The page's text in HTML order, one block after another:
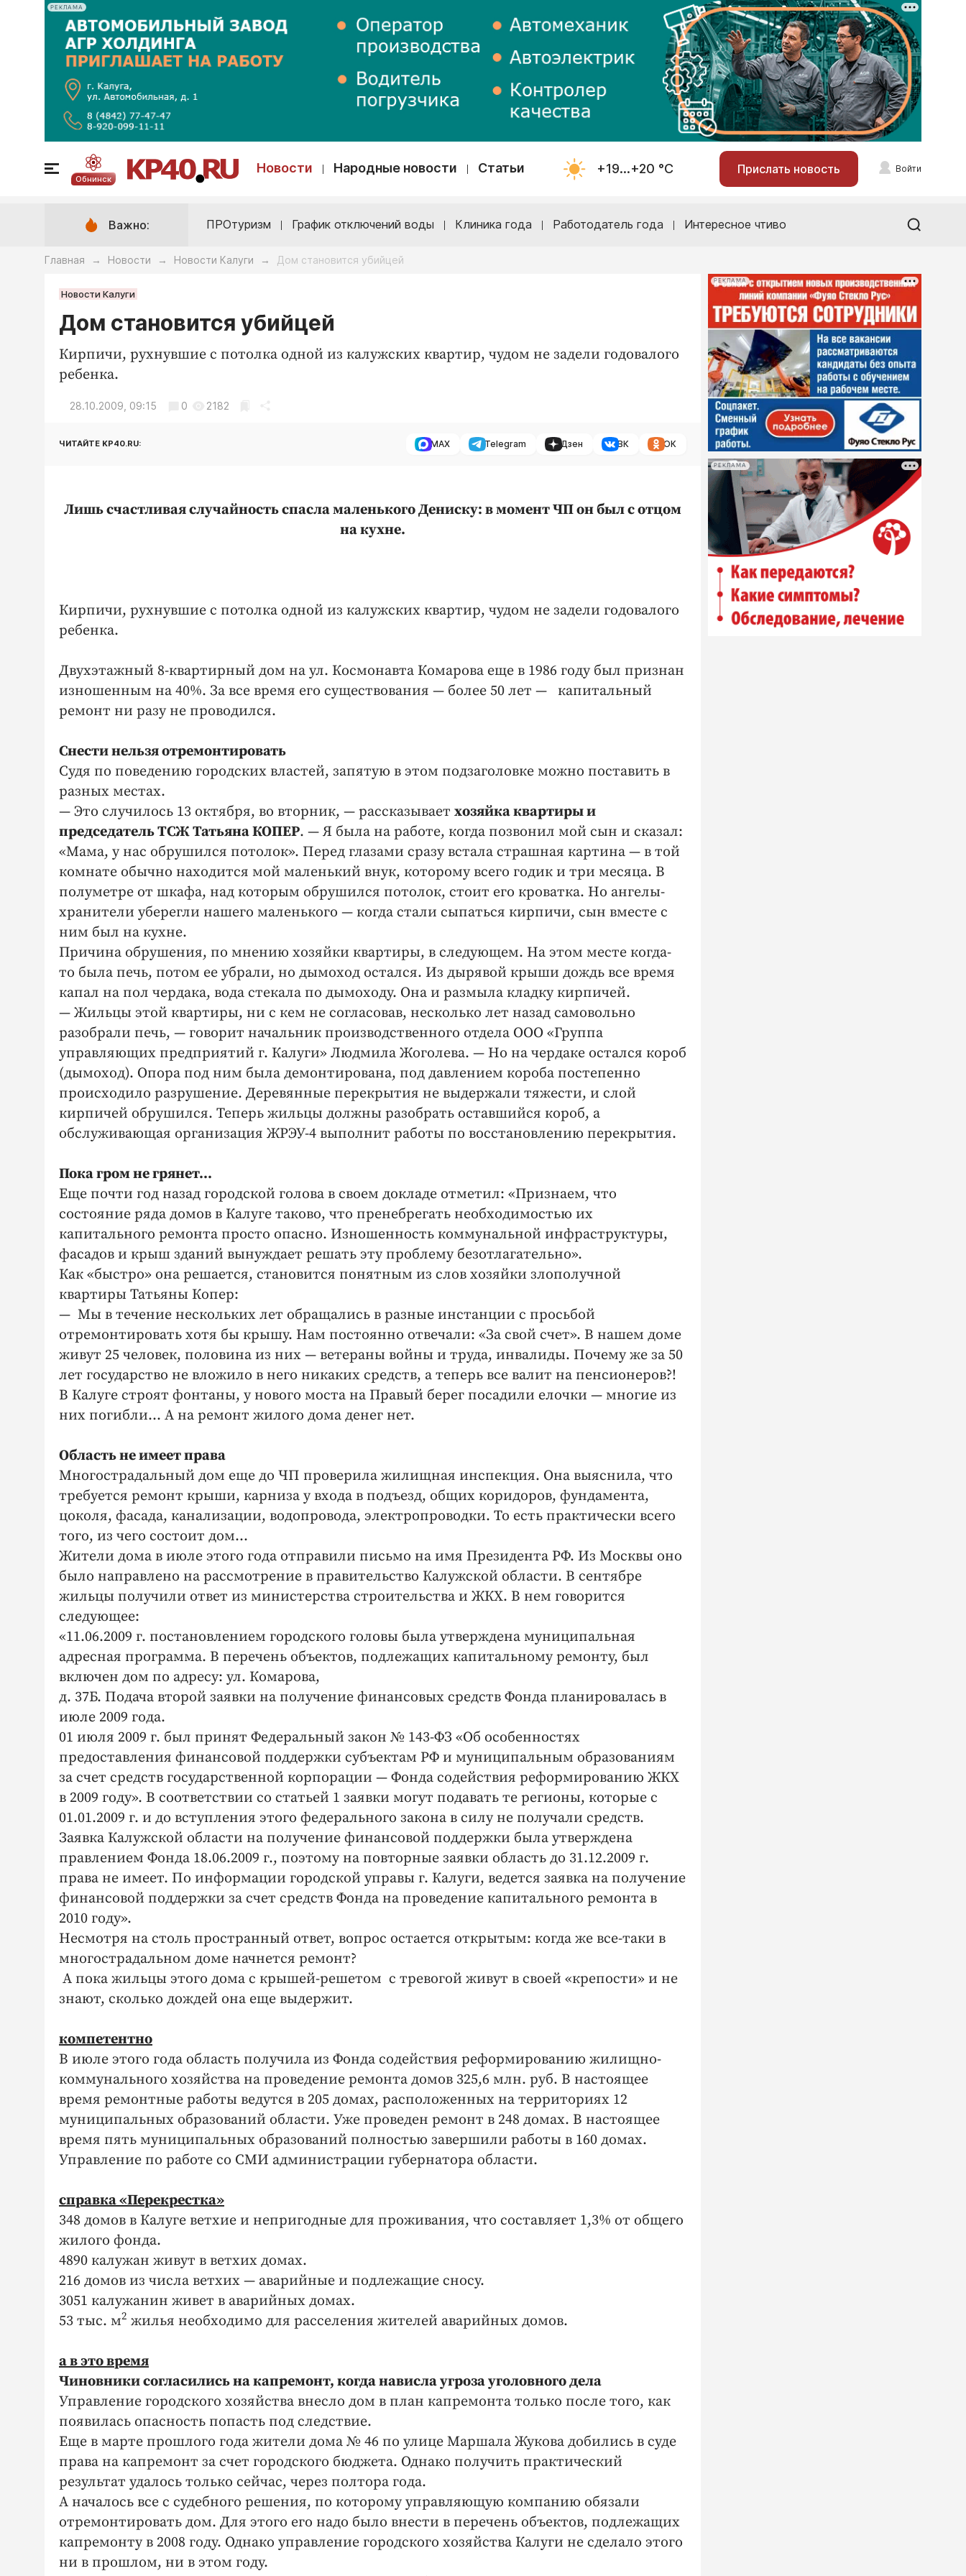
РЕКЛАМА
Обнинск
Новости Народные новости Статьи +19...+20 °С Прислать новость Войти
Важно: ПРОтуризм График отключений воды Клиника года Работодатель года Интересное чтиво
Главная → Новости → Новости Калуги → Дом становится убийцей
Новости Калуги
Дом становится убийцей
Кирпичи, рухнувшие с потолка одной из калужских квартир, чудом не задели годовалого
ребенка.
28.10.2009, 09:15 0 2182
ЧИТАЙТЕ KP40.RU: MAX Telegram Дзен ВК ОК
Лишь счастливая случайность спасла маленького Дениску: в момент ЧП он был с отцом
на кухне.
Кирпичи, рухнувшие с потолка одной из калужских квартир, чудом не задели годовалого
ребенка.
Двухэтажный 8-квартирный дом на ул. Космонавта Комарова еще в 1986 году был признан
изношенным на 40%. За все время его существования — более 50 лет — капитальный
ремонт ни разу не проводился.
Снести нельзя отремонтировать
Судя по поведению городских властей, запятую в этом подзаголовке можно поставить в
разных местах.
— Это случилось 13 октября, во вторник, — рассказывает хозяйка квартиры и
председатель ТСЖ Татьяна КОПЕР. — Я была на работе, когда позвонил мой сын и сказал:
«Мама, у нас обрушился потолок». Перед глазами сразу встала страшная картина — в той
комнате обычно находится мой маленький внук, которому всего годик и три месяца. В
полуметре от шкафа, над которым обрушился потолок, стоит его кроватка. Но ангелы-
хранители уберегли нашего маленького — когда стали сыпаться кирпичи, сын вместе с
ним был на кухне.
Причина обрушения, по мнению хозяйки квартиры, в следующем. На этом месте когда-
то была печь, потом ее убрали, но дымоход остался. Из дырявой крыши дождь все время
капал на пол чердака, вода стекала по дымоходу. Она и размыла кладку кирпичей.
— Жильцы этой квартиры, ни с кем не согласовав, несколько лет назад самовольно
разобрали печь, — говорит начальник производственного отдела ООО «Группа
управляющих предприятий г. Калуги» Людмила Жоголева. — Но на чердаке остался короб
(дымоход). Опора под ним была демонтирована, под давлением короба постепенно
происходило разрушение. Деревянные перекрытия не выдержали тяжести, и слой
кирпичей обрушился. Теперь жильцы должны разобрать оставшийся короб, а
обслуживающая организация ЖРЭУ-4 выполнит работы по восстановлению перекрытия.
Пока гром не грянет…
Еще почти год назад городской голова в своем докладе отметил: «Признаем, что
состояние ряда домов в Калуге таково, что пренебрегать необходимостью их
капитального ремонта просто опасно. Изношенность коммунальной инфраструктуры,
фасадов и крыш зданий вынуждает решать эту проблему безотлагательно».
Как «быстро» она решается, становится понятным из слов хозяйки злополучной
квартиры Татьяны Копер:
— Мы в течение нескольких лет обращались в разные инстанции с просьбой
отремонтировать хотя бы крышу. Нам постоянно отвечали: «За свой счет». В нашем доме
живут 25 человек, половина из них — ветераны войны и труда, инвалиды. Почему же за 50
лет государство не вложило в него никаких средств, а теперь все валит на пенсионеров?!
В Калуге строят фонтаны, у нового моста на Правый берег посадили елочки — многие из
них погибли… А на ремонт жилого дома денег нет.
Область не имеет права
Многострадальный дом еще до ЧП проверила жилищная инспекция. Она выяснила, что
требуется ремонт крыши, карниза у входа в подъезд, общих коридоров, фундамента,
цоколя, фасада, канализации, водопровода, электропроводки. То есть практически всего
того, из чего состоит дом…
Жители дома в июле этого года отправили письмо на имя Президента РФ. Из Москвы оно
было направлено на рассмотрение в правительство Калужской области. В сентябре
жильцы получили ответ из министерства строительства и ЖКХ. В нем говорится
следующее:
«11.06.2009 г. постановлением городского головы была утверждена муниципальная
адресная программа. В перечень объектов, подлежащих капитальному ремонту, был
включен дом по адресу: ул. Комарова,
д. 37Б. Подача второй заявки на получение финансовых средств Фонда планировалась в
июле 2009 года.
01 июля 2009 г. был принят Федеральный закон № 143-ФЗ «Об особенностях
предоставления финансовой поддержки субъектам РФ и муниципальным образованиям
за счет средств государственной корпорации — Фонда содействия реформированию ЖКХ
в 2009 году». В соответствии со статьей 1 заявки могут подавать те регионы, которые с
01.01.2009 г. и до вступления этого федерального закона в силу не получали средств.
Заявка Калужской области на получение финансовой поддержки была утверждена
правлением Фонда 18.06.2009 г., поэтому на повторные заявки область до 31.12.2009 г.
права не имеет. По информации городской управы г. Калуги, ведется заявка на получение
финансовой поддержки за счет средств Фонда на проведение капитального ремонта в
2010 году».
Несмотря на столь пространный ответ, вопрос остается открытым: когда же все-таки в
многострадальном доме начнется ремонт?
А пока жильцы этого дома с крышей-решетом с тревогой живут в своей «крепости» и не
знают, сколько дождей она еще выдержит.
компетентно
В июле этого года область получила из Фонда содействия реформированию жилищно-
коммунального хозяйства на проведение ремонта домов 325,6 млн. руб. В настоящее
время ремонтные работы ведутся в 205 домах, расположенных на территориях 12
муниципальных образований области. Уже проведен ремонт в 248 домах. В настоящее
время пять муниципальных образований полностью завершили работы в 160 домах.
Управление по работе со СМИ администрации губернатора области.
справка «Перекрестка»
348 домов в Калуге ветхие и непригодные для проживания, что составляет 1,3% от общего
жилого фонда.
4890 калужан живут в ветхих домах.
216 домов из числа ветхих — аварийные и подлежащие сносу.
3051 калужанин живет в аварийных домах.
53 тыс. м2 жилья необходимо для расселения жителей аварийных домов.
а в это время
Чиновники согласились на капремонт, когда нависла угроза уголовного дела
Управление городского хозяйства внесло дом в план капремонта только после того, как
появилась опасность попасть под следствие.
Еще в марте прошлого года жители дома № 46 по улице Маршала Жукова добились в суде
права на капремонт за счет городского бюджета. Однако получить практический
результат удалось только сейчас, через полтора года.
А началось все с судебного решения, по которому управляющую компанию обязали
отремонтировать дом. Для этого его надо было внести в перечень объектов, подлежащих
капремонту в 2008 году. Однако управление городского хозяйства Калуги не сделало этого
ни в прошлом, ни в этом году.
РЕКЛАМА
РЕКЛАМА